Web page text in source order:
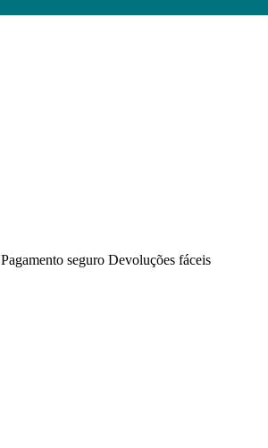
Pagamento seguro Devoluções fáceis